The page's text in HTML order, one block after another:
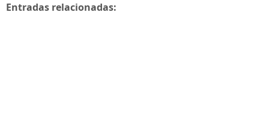
Entradas relacionadas: